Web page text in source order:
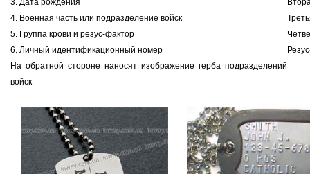
3. Дата рождения
4. Военная часть или подразделение войск
5. Группа крови и резус-фактор
6. Личный идентификационный номер
На обратной стороне наносят изображение герба подразделений
войск